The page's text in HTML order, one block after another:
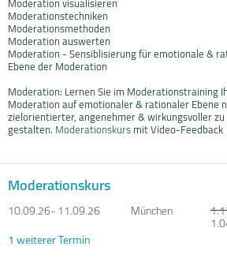
Moderationstechniken
Moderationsmethoden
Moderation auswerten
Moderation - Sensiblisierung für emotionale &
Ebene der Moderation
Moderation: Lernen Sie im Moderationstraining
Moderation auf emotionaler & rationaler Ebene
zielorientierter, angenehmer & wirkungsvoller zu
gestalten. Moderationskursmit Video-Feedback
Moderationskurs
10.09.26- 11.09.26 München
1 weiterer Termin